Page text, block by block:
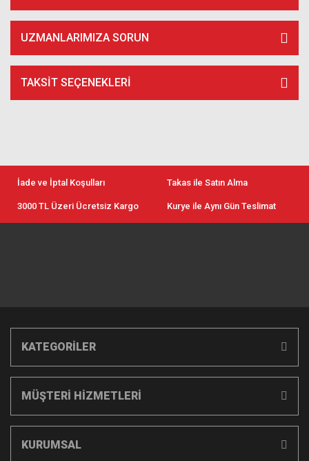
UZMANLARIMIZA SORUN
TAKSIT SEÇENEKLERI
İade ve İptal Koşulları Takas ile Satın Alma
3000 TL Üzeri Ücretsiz Kargo Kurye ile Aynı Gün Teslimat
KATEGORİLER
MÜŞTERİ HİZMETLERİ
KURUMSAL